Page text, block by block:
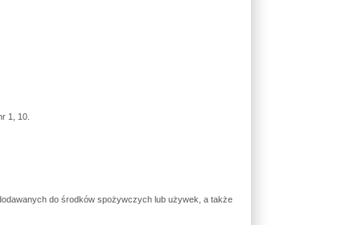
1, 10.
do środków spożywczych lub używek, a także